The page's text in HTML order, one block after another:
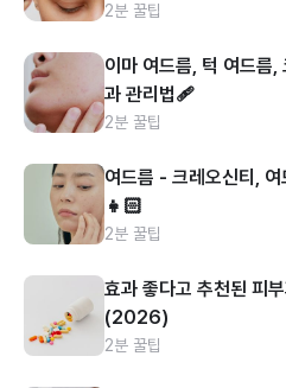
2분 꿀팁
이마 여드름, 턱 여드름,
과 관리법🩹
2분 꿀팁
여드름 - 크레오신티,
👧🏻
2분 꿀팁
효과 좋다고 추천된 피
(2026)
2분 꿀팁